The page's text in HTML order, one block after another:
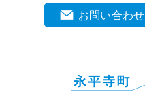
お問い合わせ